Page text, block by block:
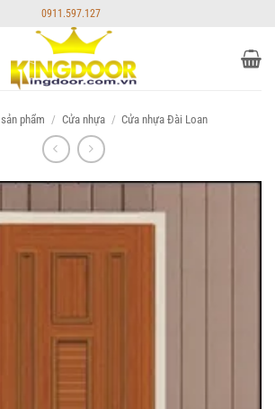
0911.597.127
sản phẩm / Cửa nhựa / Cửa nhựa Đài Loan